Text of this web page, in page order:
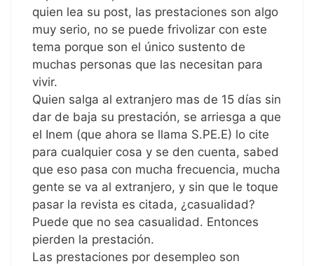
quien lea su post, las prestaciones son algo
muy serio, no se puede frivolizar con este
tema porque son el único sustento de
muchas personas que las necesitan para
vivir.
Quien salga al extranjero mas de 15 días sin
dar de baja su prestación, se arriesga a que
el Inem (que ahora se llama S.PE.E) lo cite
para cualquier cosa y se den cuenta, sabed
que eso pasa con mucha frecuencia, mucha
gente se va al extranjero, y sin que le toque
pasar la revista es citada, ¿casualidad?
Puede que no sea casualidad. Entonces
pierden la prestación.
Las prestaciones por desempleo son